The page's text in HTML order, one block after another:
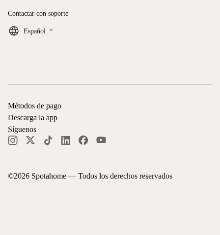
Contactar con soporte
Español keyboard_arrow_down
©2026 Spotahome — Todos los derechos reservados
Métodos de pago
Descarga la app
Síguenos